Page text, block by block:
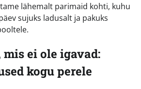
lähemalt parimaid kohti, kuhu
sujuks ladusalt ja pakuks
ei ole igavad:
kogu perele